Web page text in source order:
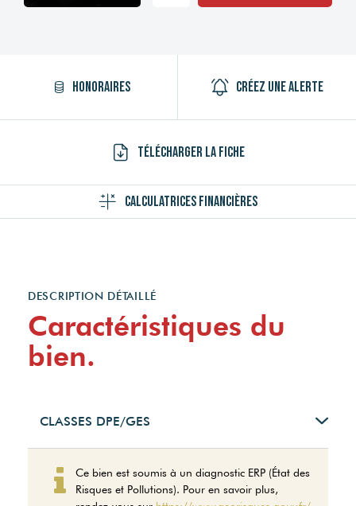
Honoraires Créez une alerte
Télécharger la fiche
Calculatrices financières
DESCRIPTION DÉTAILLÉ
Caractéristiques du
bien.
CLASSES DPE/GES
Ce bien est soumis à un diagnostic ERP (État des
Risques et Pollutions). Pour en savoir plus,